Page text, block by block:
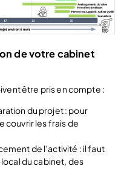
de votre cabinet
être pris en compte :
du projet : pour
couvrir les frais de
de l’activité : il faut
du cabinet, des